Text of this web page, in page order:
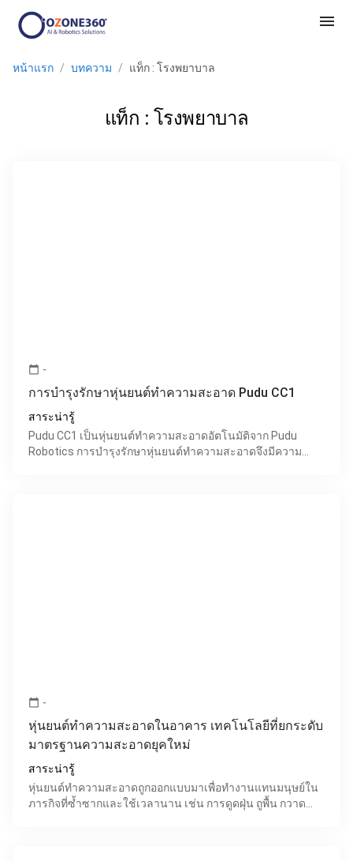
menu
หน้าแรก / บทความ / แท็ก : โรงพยาบาล
แท็ก : โรงพยาบาล
calendar_today -
การบำรุงรักษาหุ่นยนต์ทำความสะอาด Pudu CC1
สาระน่ารู้
Pudu CC1 เป็นหุ่นยนต์ทำความสะอาดอัตโนมัติจาก Pudu
Robotics การบำรุงรักษาหุ่นยนต์ทำความสะอาดจึงมีความ
calendar_today -
หุ่นยนต์ทำความสะอาดในอาคาร เทคโนโลยีที่ยกระดับ
มาตรฐานความสะอาดยุคใหม่
สาระน่ารู้
หุ่นยนต์ทำความสะอาดถูกออกแบบมาเพื่อทำงานแทนมนุษย์ใน
ภารกิจที่ซ้ำซากและใช้เวลานาน เช่น การดูดฝุ่น ถูพื้น กวาด